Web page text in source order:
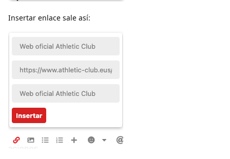
Insertar enlace sale así: